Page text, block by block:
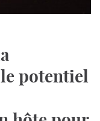
potentiel